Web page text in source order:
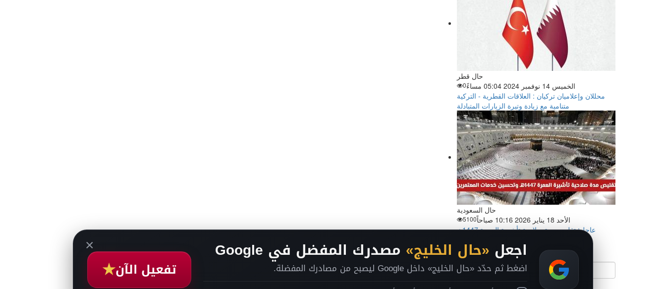
حال قطر
الخميس 14 نوفمبر 2024 05:04 مساءً
0
محللان وإعلاميان تركيان : العلاقات القطرية - التركية
متنامية مع زيادة وتيرة الزيارات المتبادلة
حال السعودية
الأحد 18 يناير 2026 10:16 صباحاً
5100
عاجل: تقليص مدة صلاحية تأشيرة العمرة 1447هـ
بحث سريع:
× اجعل «حال الخليج» مصدرك المفضل في Google
اضغط ثم حدّد «حال الخليج» داخل Google ليصبح من مصادرك المفضلة. تفعيل الآن★